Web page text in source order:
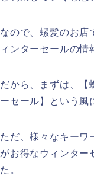
なので、螺髪のお店
ィンターセールの情
だから、まずは、【
ーセール】という風
ただ、様々なキーワ
がお得なウィンター
た。